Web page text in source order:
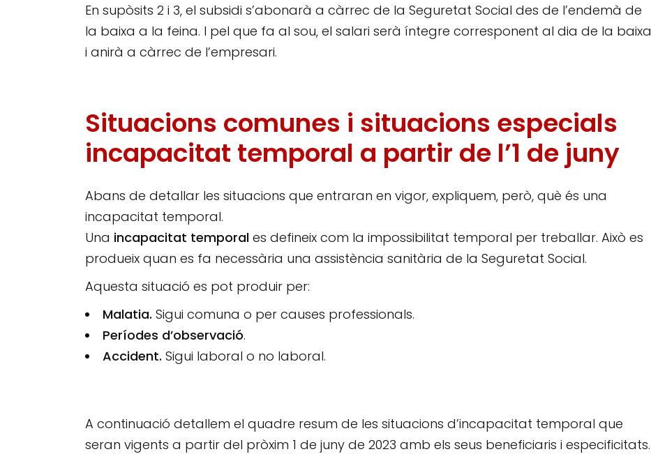
En supòsits 2 i 3, el subsidi s’abonarà a càrrec de la Seguretat Social des de l’endemà de
la baixa a la feina. I pel que fa al sou, el salari serà íntegre corresponent al dia de la baixa
i anirà a càrrec de l’empresari.
Situacions comunes i situacions especials
incapacitat temporal a partir de l’1 de juny
Abans de detallar les situacions que entraran en vigor, expliquem, però, què és una
incapacitat temporal.
Una incapacitat temporal es defineix com la impossibilitat temporal per treballar. Això es
produeix quan es fa necessària una assistència sanitària de la Seguretat Social.
Aquesta situació es pot produir per:
Malatia. Sigui comuna o per causes professionals.
Períodes d’observació.
Accident. Sigui laboral o no laboral.
A continuació detallem el quadre resum de les situacions d’incapacitat temporal que
seran vigents a partir del pròxim 1 de juny de 2023 amb els seus beneficiaris i especificitats.